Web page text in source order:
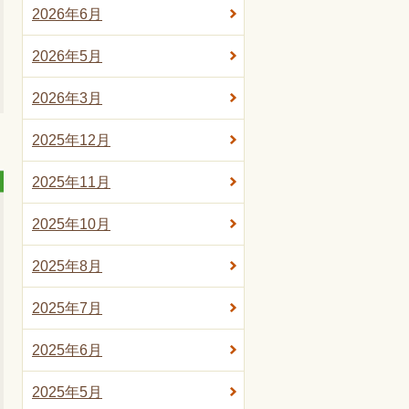
2026年6月
2026年5月
2026年3月
2025年12月
2025年11月
2025年10月
2025年8月
2025年7月
2025年6月
2025年5月